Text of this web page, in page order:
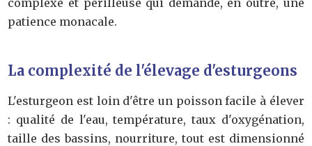
patience monacale.
La complexité de l'élevage d'esturgeons
L'esturgeon est loin d'être un poisson facile à élever
: qualité de l'eau, température, taux d'oxygénation,
taille des bassins, nourriture, tout est dimensionné